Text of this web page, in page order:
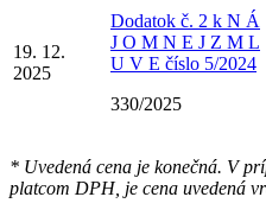
19. 12.
2025
Dodatok č. 2 k N Á
J O M N E J Z M L
U V E číslo 5/2024
330/2025
* Uvedená cena je konečná. V
platcom DPH, je cena uvedená